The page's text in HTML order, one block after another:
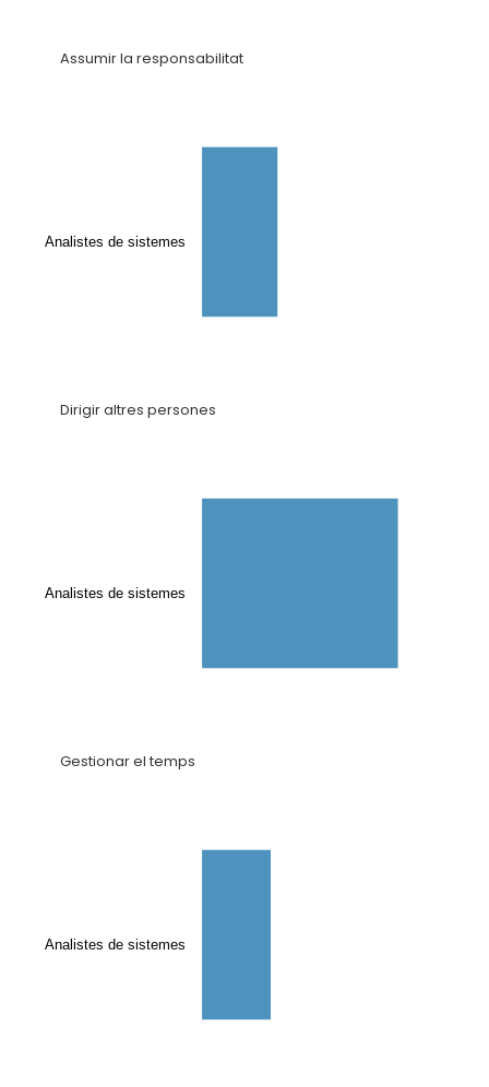
Assumir la responsabilitat
Analistes de sistemes
Dirigir altres persones
Analistes de sistemes
Gestionar el temps
Analistes de sistemes